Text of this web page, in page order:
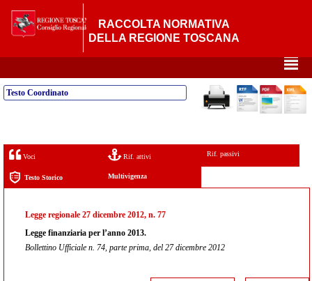
RACCOLTA NORMATIVA
DELLA REGIONE TOSCANA
²
Testo Coordinato
Voci Rif. attivi Rif. passivi
Testo Storico Multivigenza
Legge regionale 27 dicembre 2012, n. 77
Legge finanziaria per l’anno 2013.
Bollettino Ufficiale n. 74, parte prima, del 27 dicembre 2012